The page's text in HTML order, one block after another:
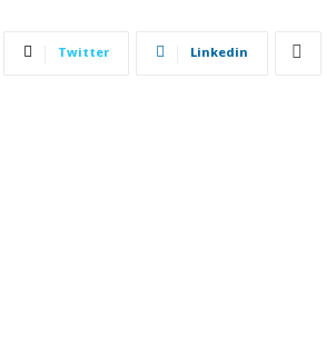
Twitter Linkedin